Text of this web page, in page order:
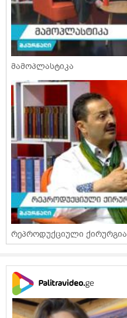
მამოპლასტიკა
რეპროდუქციული ქირურგია